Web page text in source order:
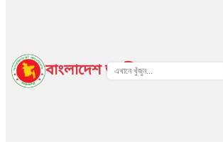
বাংলাদেশ জাতীয় তথ্য বাতায়ন